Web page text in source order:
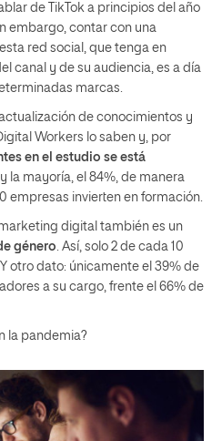
de TikTok a principios del año
embargo, contar con una
red social, que tenga en
canal y de su audiencia, es a día
marcas.
de conocimientos y
Workers lo saben y, por
en el estudio se está
la mayoría, el 84%, de manera
empresas invierten en formación.
digital también es un
género. Así, solo 2 de cada 10
otro dato: únicamente el 39% de
a su cargo, frente el 66% de
la pandemia?